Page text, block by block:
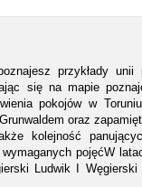
przykłady unii
się na mapie
pokojów w
oraz
kolejność
pojęćW
Ludwik I Węgierski